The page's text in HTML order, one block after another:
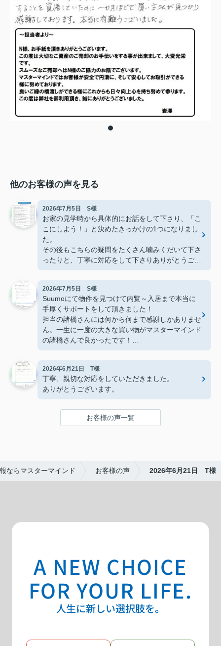
他のお客様の声を見る
2026年7月5日 S様
お家の見学時から具体的にお話をして下さり、「こ
こにしよう！」と決めたきっかけの1つになりまし
た。
その後もこちらの疑問をたくさん噛みくだいて下さ
ったりと、丁寧に対応をして下さりありがとうござ
いました。
2026年7月5日 S様
Suumoにて物件を見つけて内覧～入居まで本当に
手厚くサポートをして頂きました！
担当の諸橋さんには何から何まで感謝しかありませ
ん。一生に一度の大きな買い物がマスターマインド
の諸橋さんで良かったです！
今後も沢山お世話になります。
本当にありがとうございました！
2026年6月21日 T様
丁寧、親切な対応をしていただきました。
ありがとうございます。
お客様の声一覧
ならマスターマインド お客様の声 2026年6月21日 T様
A NEW CHOICE
FOR YOUR LIFE.
人生に新しい選択肢を。